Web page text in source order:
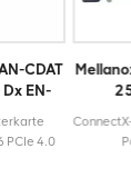
CDAT
EN-
PCIe 4.0